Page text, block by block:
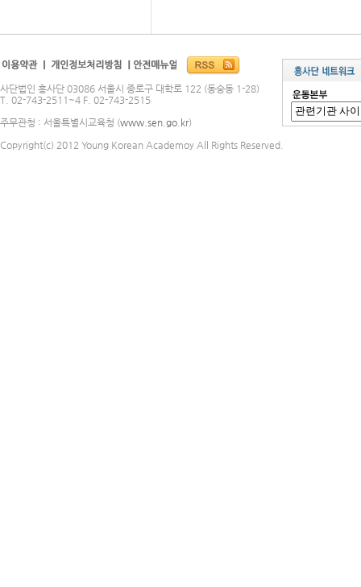
사단법인 흥사단 03086 서울시 종로구 대학로 122 (동숭동 1-28)
T. 02-743-2511~4 F. 02-743-2515
주무관청 : 서울특별시교육청 (www.sen.go.kr)
Copyright(c) 2012 Young Korean Academoy All Rights Reserved.